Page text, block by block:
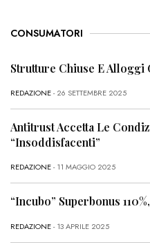
CONSUMATORI
Strutture Chiuse E Alloggi
REDAZIONE- 26 SETTEMBRE 2025
Antitrust Accetta Le
“Insoddisfacenti”
REDAZIONE- 11 MAGGIO 2025
“Incubo” Superbonus
REDAZIONE- 13 APRILE 2025